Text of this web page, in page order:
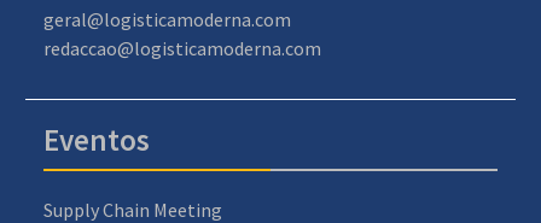
geral@logisticamoderna.com
redaccao@logisticamoderna.com
Eventos
Supply Chain Meeting